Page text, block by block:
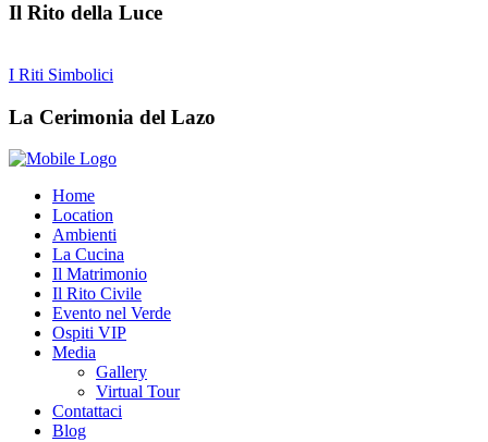
Il Rito della Luce
I Riti Simbolici
La Cerimonia del Lazo
Home
Location
Ambienti
La Cucina
Il Matrimonio
Il Rito Civile
Evento nel Verde
Ospiti VIP
Media
Gallery
Virtual Tour
Contattaci
Blog